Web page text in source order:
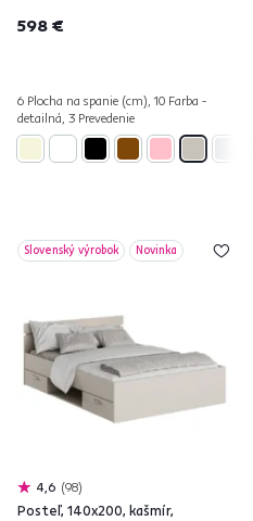
598 €
6 Plocha na spanie (cm), 10 Farba -
detailná, 3 Prevedenie
Slovenský výrobok Novinka
4,6 98
Posteľ, 140x200, kašmír,